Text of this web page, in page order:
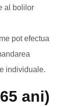
al bolilor
pot efectua
individuale.
ani)